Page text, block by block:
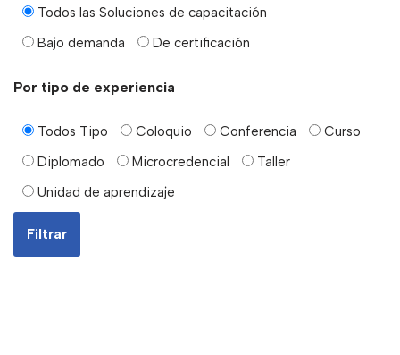
Todos las Soluciones de capacitación
Bajo demanda
De certificación
Por tipo de experiencia
Todos Tipo Coloquio Conferencia
Curso
Diplomado
Microcredencial
Taller
Unidad de aprendizaje